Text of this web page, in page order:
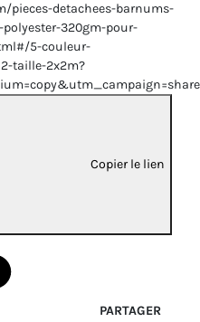
pieces-detachees-barnums-
polyester-320gm-pour-
5-couleur-
taille-2x2m?
Copier le lien
PARTAGER